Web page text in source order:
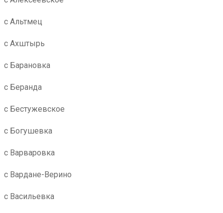
с Альтмец
с Ахштырь
с Барановка
с Беранда
с Бестужевское
с Богушевка
с Варваровка
с Вардане-Верино
с Васильевка